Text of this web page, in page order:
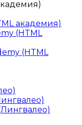
академия)
(HTML
(HTML